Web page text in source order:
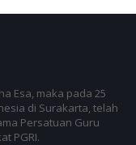
Esa, maka pada 25
di Surakarta, telah
Persatuan Guru
PGRI.